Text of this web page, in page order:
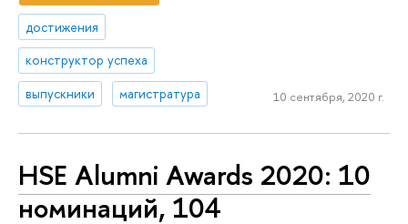
достижения
конструктор успеха
выпускники
магистратура 10 сентября, 2020 г.
HSE Alumni Awards 2020: 10
номинаций, 104